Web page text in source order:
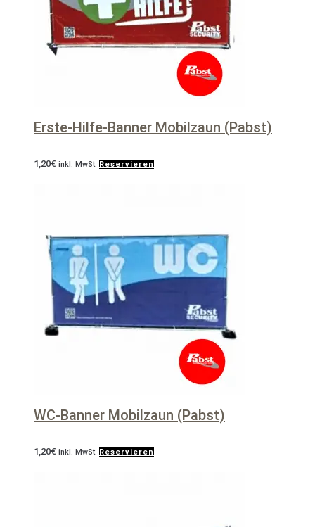
Erste-Hilfe-Banner Mobilzaun (Pabst)
1,20€ inkl. MwSt. Reservieren
WC-Banner Mobilzaun (Pabst)
1,20€ inkl. MwSt. Reservieren